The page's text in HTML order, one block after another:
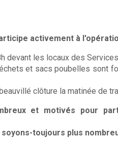
activement à
devant les locaux des
et sacs poubelles sont
clôture la matinée de
et motivés pour
toujours plus